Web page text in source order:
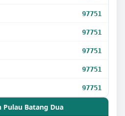
97751
97751
97751
97751
97751
Pulau Batang Dua